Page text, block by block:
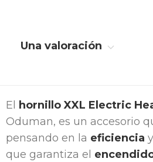
Una valoración
El hornillo XXL Electric
Oduman, es un accesorio
pensando en la eficiencia
que garantiza el